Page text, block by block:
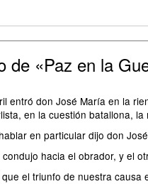
de «Paz en la
entró don José María en la
en la cuestión batallona, la
en particular dijo don
hacia el obrador, y el
el triunfo de nuestra causa